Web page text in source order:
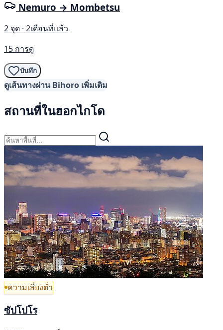
Nemuro → Mombetsu
2 จุด · 2เดือนที่แล้ว
15 การดู
บันทึก
ดูเส้นทางผ่าน Bihoro เพิ่มเติม
สถานที่ในฮอกไกโด
ความเสี่ยงต่ำ
ซัปโปโร